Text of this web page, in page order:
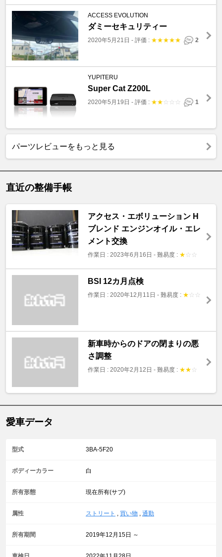
ACCESS EVOLUTION
ダミーセキュリティー
2020年5月21日 - 評価 : ★★★★★ 2
YUPITERU
Super Cat Z200L
2020年5月19日 - 評価 : ★★ ☆ ☆ ☆ 1
パーツレビューをもっと見る
直近の整備手帳
アクセス・エボリューション H
ブレンド エンジンオイル・エレ
メント交換
作業日 : 2023年6月16日 - 難易度 : ★ ☆ ☆
BSI 12カ月点検
作業日 : 2020年12月11日 - 難易度 : ★ ☆ ☆
新車時からのドアの閉まりの悪
さ調整
作業日 : 2020年2月12日 - 難易度 : ★★ ☆
愛車データ
型式 3BA-5F20
ボディーカラー 白
所有形態 現在所有(サブ)
属性 ストリート , 買い物 , 通勤
所有期間 2019年12月15日 ～